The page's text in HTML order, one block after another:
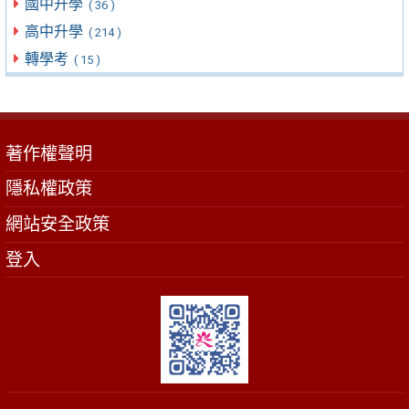
國中升學 ( 36 )
高中升學 ( 214 )
轉學考 ( 15 )
著作權聲明
隱私權政策
網站安全政策
登入